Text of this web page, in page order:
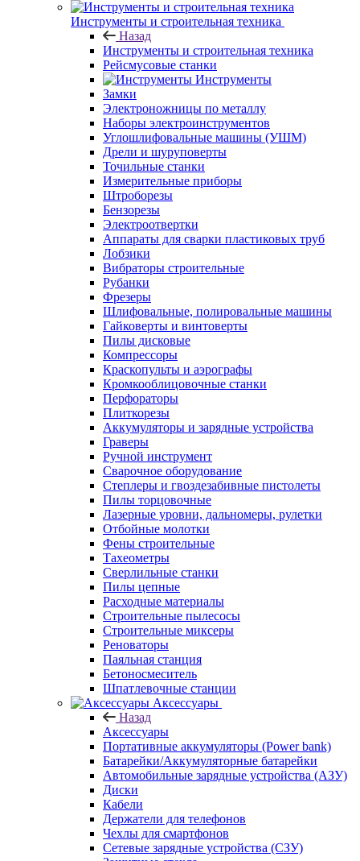
Инструменты и строительная техника
Назад
Инструменты и строительная техника
Рейсмусовые станки
Инструменты
Замки
Электроножницы по металлу
Наборы электроинструментов
Углошлифовальные машины (УШМ)
Дрели и шуруповерты
Точильные станки
Измерительные приборы
Штроборезы
Бензорезы
Электроотвертки
Аппараты для сварки пластиковых труб
Лобзики
Вибраторы строительные
Рубанки
Фрезеры
Шлифовальные, полировальные машины
Гайковерты и винтоверты
Пилы дисковые
Компрессоры
Краскопульты и аэрографы
Кромкооблицовочные станки
Перфораторы
Плиткорезы
Аккумуляторы и зарядные устройства
Граверы
Ручной инструмент
Сварочное оборудование
Степлеры и гвоздезабивные пистолеты
Пилы торцовочные
Лазерные уровни, дальномеры, рулетки
Отбойные молотки
Фены строительные
Тахеометры
Сверлильные станки
Пилы цепные
Расходные материалы
Строительные пылесосы
Строительные миксеры
Реноваторы
Паяльная станция
Бетоносмеситель
Шпатлевочные станции
Аксессуары
Назад
Аксессуары
Портативные аккумуляторы (Power bank)
Батарейки/Аккумуляторные батарейки
Автомобильные зарядные устройства (АЗУ)
Диски
Кабели
Держатели для телефонов
Чехлы для смартфонов
Сетевые зарядные устройства (СЗУ)